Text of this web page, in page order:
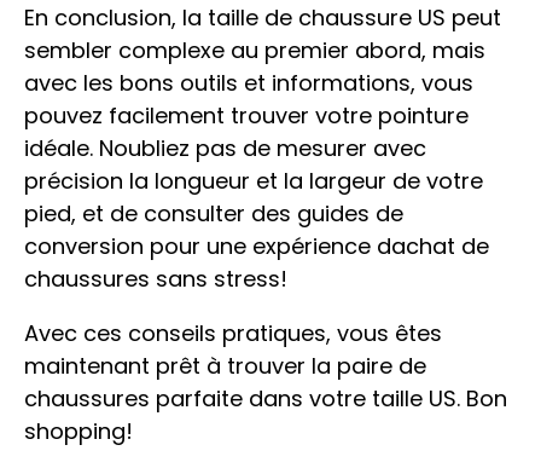
En conclusion, la taille de chaussure US peut
sembler complexe au premier abord, mais
avec les bons outils et informations, vous
pouvez facilement trouver votre pointure
idéale. Noubliez pas de mesurer avec
précision la longueur et la largeur de votre
pied, et de consulter des guides de
conversion pour une expérience dachat de
chaussures sans stress!
Avec ces conseils pratiques, vous êtes
maintenant prêt à trouver la paire de
chaussures parfaite dans votre taille US. Bon
shopping!